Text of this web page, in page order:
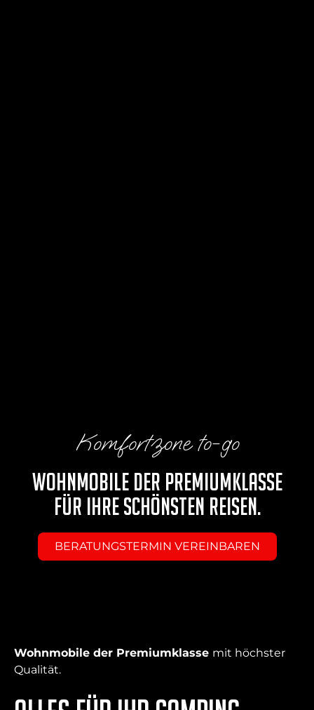
Komfortzone to-go
Wohnmobile der Premiumklasse
für Ihre schönsten Reisen.
BERATUNGSTERMIN VEREINBAREN
Wohnmobile der Premiumklasse mit höchster
Qualität.